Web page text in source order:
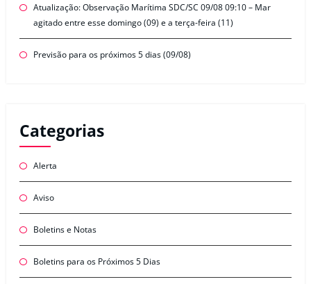
Atualização: Observação Marítima SDC/SC 09/08 09:10 – Mar
agitado entre esse domingo (09) e a terça-feira (11)
Previsão para os próximos 5 dias (09/08)
Categorias
Alerta
Aviso
Boletins e Notas
Boletins para os Próximos 5 Dias